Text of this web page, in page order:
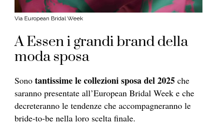
Via European Bridal Week
A Essen i grandi brand della
moda sposa
Sono tantissime le collezioni sposa del 2025 che
saranno presentate all’European Bridal Week e che
decreteranno le tendenze che accompagneranno le
bride-to-be nella loro scelta finale.